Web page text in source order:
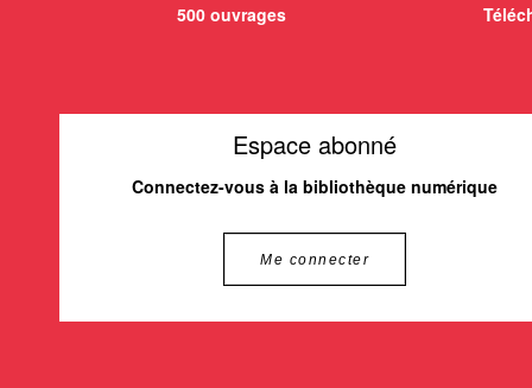
500 ouvrages
Espace abonné
Connectez-vous à la bibliothèque numérique
Me connecter